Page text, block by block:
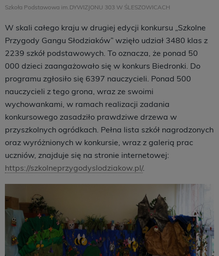
Szkoła Podstawowa im.DYWIZJONU 303 W ŚLESZOWICACH
W skali całego kraju w drugiej edycji konkursu „Szkolne
Przygody Gangu Słodziaków” wzięło udział 3480 klas z
2239 szkół podstawowych. To oznacza, że ponad 50
000 dzieci zaangażowało się w konkurs Biedronki. Do
programu zgłosiło się 6397 nauczycieli. Ponad 500
nauczycieli z tego grona, wraz ze swoimi
wychowankami, w ramach realizacji zadania
konkursowego zasadziło prawdziwe drzewa w
przyszkolnych ogródkach. Pełna lista szkół nagrodzonych
oraz wyróżnionych w konkursie, wraz z galerią prac
uczniów, znajduje się na stronie internetowej:
https://szkolneprzygodyslodziakow.pl/.